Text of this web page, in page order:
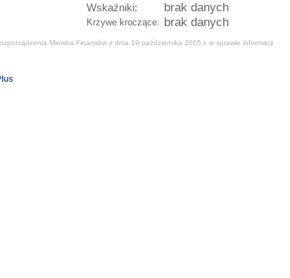
brak danych
Wskaźniki:
brak danych
Krzywe kroczące:
Ministra Finansów z dnia 19 października 2005 r. w sprawie informacji